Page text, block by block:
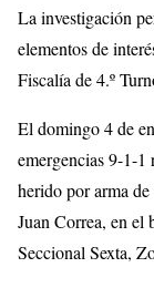
La investigación
elementos de
Fiscalía de 4.º
El domingo 4 de
emergencias 9-1-
herido por arma
Juan Correa, en
Seccional Sexta,